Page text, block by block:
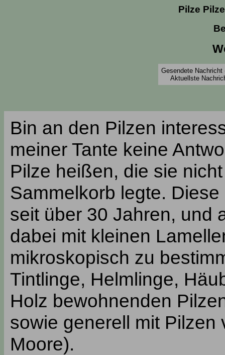
Pilze
Gesendete
Aktuellste
Bin an den Pilzen
meiner Tante keine
Pilze heißen, die sie
Sammelkorb legte.
seit über 30 Jahren, und
dabei mit kleinen
mikroskopisch zu
Tintlinge, Helmlinge,
Holz bewohnenden
sowie generell mit
Moore).